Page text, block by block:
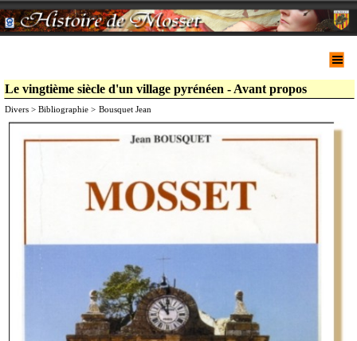
Le vingtième siècle d'un village pyrénéen - Avant propos
Divers > Bibliographie > Bousquet Jean